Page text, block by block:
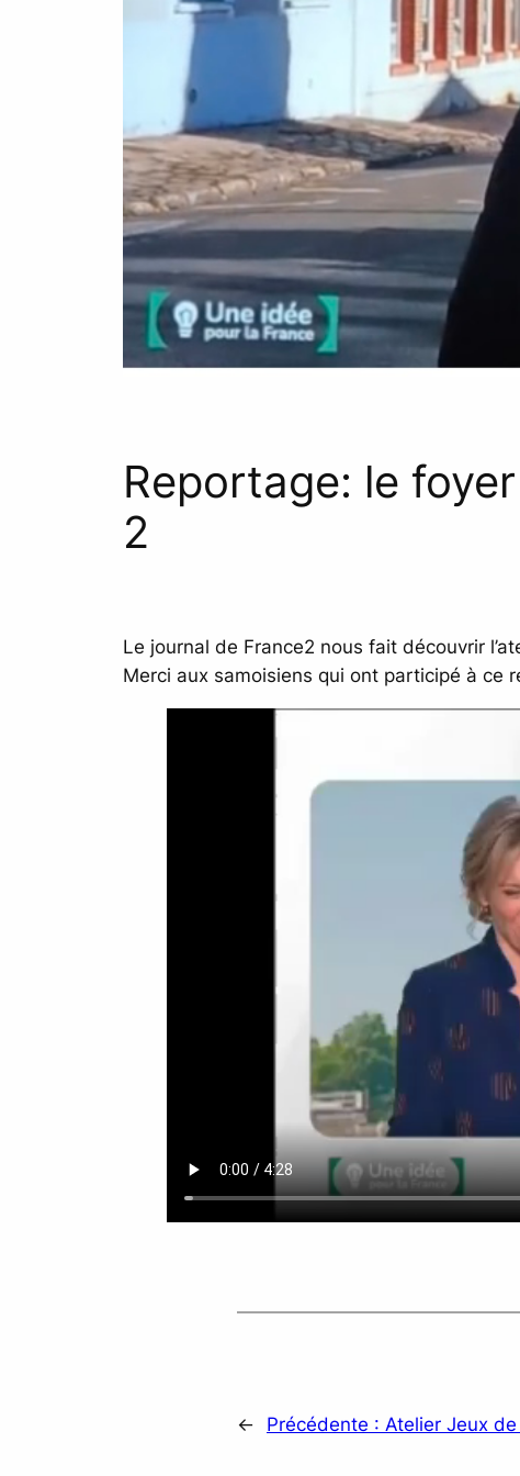
Reportage: le
2
Le journal de France2 nous fait découvrir
Merci aux samoisiens qui ont participé à ce
← Précédente : Atelier Jeux